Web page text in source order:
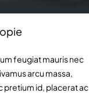
feugiat mauris nec
arcu massa,
pretium id, placerat ac